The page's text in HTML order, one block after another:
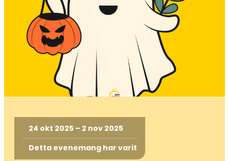
24 okt 2025 – 2 nov 2025
Detta evenemang har varit